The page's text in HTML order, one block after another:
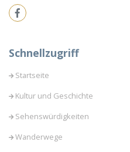
Schnellzugriff
Startseite
Kultur und Geschichte
Sehenswürdigkeiten
Wanderwege